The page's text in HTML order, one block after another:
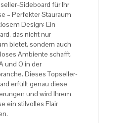
Sideboard für Ihr
– Perfekter Stauraum
Design: Ein
das nicht nur
bietet, sondern auch
Ambiente schafft,
und O in der
Dieses Topseller-
erfüllt genau diese
und wird Ihrem
ein stilvolles Flair